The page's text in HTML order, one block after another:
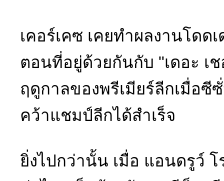
เคอร์เคซ เคยทำผลงานโด
ตอนที่อยู่ด้วยกันกับ "เดอะ เ
ฤดูกาลของพรีเมียร์ลีกเมื่อซี
คว้าแชมป์ลีกได้สำเร็จ
ยิ่งไปกว่านั้น เมื่อ แอนดรูว์